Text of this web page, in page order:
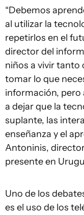
“Debemos
al utilizar la
repetirlos en el
director del
niños a vivir tanto
tomar lo que
información, pero
a dejar que la
suplante, las
enseñanza y el
Antoninis,
presente en
Uno de los
es el uso de los